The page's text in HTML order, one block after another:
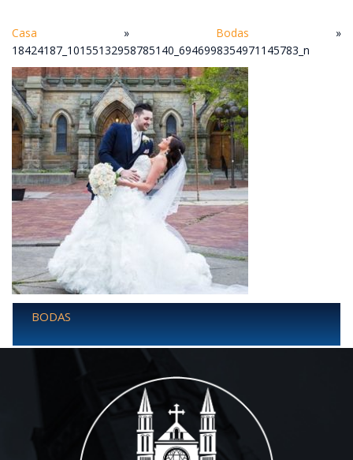
Casa » Bodas »
18424187_10155132958785140_6946998354971145783_n
BODAS